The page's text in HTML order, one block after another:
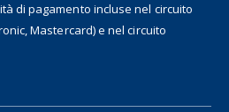
di pagamento incluse nel circuito
Mastercard) e nel circuito